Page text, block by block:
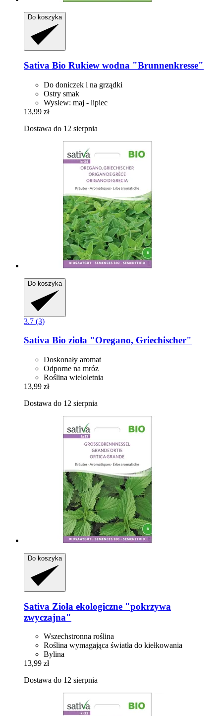
Do koszyka
Sativa Bio Rukiew wodna "Brunnenkresse"
Do doniczek i na grządki
Ostry smak
Wysiew: maj - lipiec
13,99 zł
Dostawa do 12 sierpnia
Do koszyka
3.7 (3)
Sativa Bio zioła "Oregano, Griechischer"
Doskonały aromat
Odporne na mróz
Roślina wieloletnia
13,99 zł
Dostawa do 12 sierpnia
Do koszyka
Sativa Zioła ekologiczne "pokrzywa
zwyczajna"
Wszechstronna roślina
Roślina wymagająca światła do kiełkowania
Bylina
13,99 zł
Dostawa do 12 sierpnia